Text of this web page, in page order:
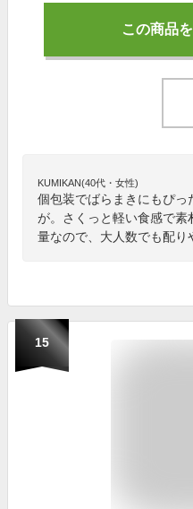
この商品
KUMIKAN(40代・女性)
個包装でばらまきにもぴ
が。さくっと軽い食感で
量なので、大人数でも配り
15